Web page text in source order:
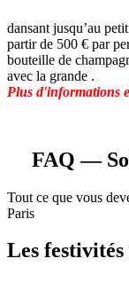
dansant jusqu’au
partir de 500 € par
bouteille de
avec la grande .
Plus d'informations
FAQ —
Tout ce que vous
Paris
Les